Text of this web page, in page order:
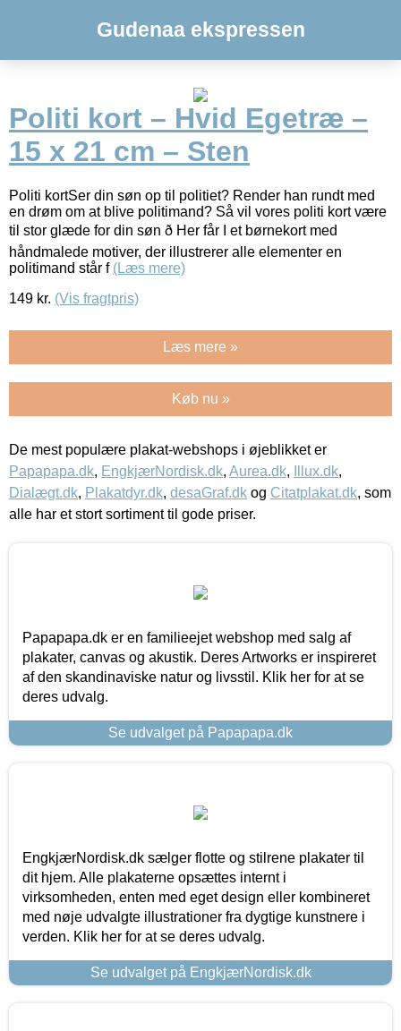
Gudenaa ekspressen
Politi kort – Hvid Egetræ –
15 x 21 cm – Sten
Politi kortSer din søn op til politiet? Render han rundt med
en drøm om at blive politimand? Så vil vores politi kort være
til stor glæde for din søn ð Her får I et børnekort med
håndmalede motiver, der illustrerer alle elementer en
politimand står f (Læs mere)
149 kr. (Vis fragtpris)
Læs mere »
Køb nu »
De mest populære plakat-webshops i øjeblikket er
Papapapa.dk, EngkjærNordisk.dk, Aurea.dk, Illux.dk,
Dialægt.dk, Plakatdyr.dk, desaGraf.dk og Citatplakat.dk, som
alle har et stort sortiment til gode priser.
Papapapa.dk er en familieejet webshop med salg af
plakater, canvas og akustik. Deres Artworks er inspireret
af den skandinaviske natur og livsstil. Klik her for at se
deres udvalg.
Se udvalget på Papapapa.dk
EngkjærNordisk.dk sælger flotte og stilrene plakater til
dit hjem. Alle plakaterne opsættes internt i
virksomheden, enten med eget design eller kombineret
med nøje udvalgte illustrationer fra dygtige kunstnere i
verden. Klik her for at se deres udvalg.
Se udvalget på EngkjærNordisk.dk